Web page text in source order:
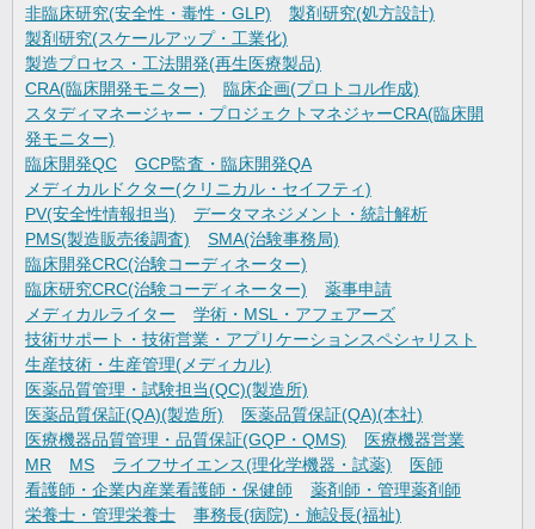
非臨床研究(安全性・毒性・GLP)
製剤研究(処方設計)
製剤研究(スケールアップ・工業化)
製造プロセス・工法開発(再生医療製品)
CRA(臨床開発モニター)
臨床企画(プロトコル作成)
スタディマネージャー・プロジェクトマネジャーCRA(臨床開
発モニター)
臨床開発QC
GCP監査・臨床開発QA
メディカルドクター(クリニカル・セイフティ)
PV(安全性情報担当)
データマネジメント・統計解析
PMS(製造販売後調査)
SMA(治験事務局)
臨床開発CRC(治験コーディネーター)
臨床研究CRC(治験コーディネーター)
薬事申請
メディカルライター
学術・MSL・アフェアーズ
技術サポート・技術営業・アプリケーションスペシャリスト
生産技術・生産管理(メディカル)
医薬品質管理・試験担当(QC)(製造所)
医薬品質保証(QA)(製造所)
医薬品質保証(QA)(本社)
医療機器品質管理・品質保証(GQP・QMS)
医療機器営業
MR
MS ライフサイエンス(理化学機器・試薬)
医師
看護師・企業内産業看護師・保健師
薬剤師・管理薬剤師
栄養士・管理栄養士
事務長(病院)・施設長(福祉)